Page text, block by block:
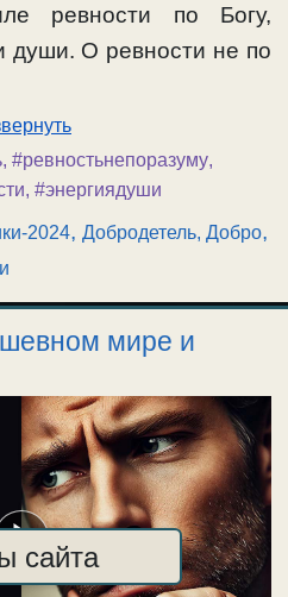
ревности по Богу,
души. О ревности не по
, #ревностьнепоразуму,
, #энергиядуши
2024,Добродетель, Добро,
мире и
сайта